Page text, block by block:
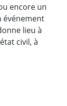
encore un
événement
lieu à
civil, à